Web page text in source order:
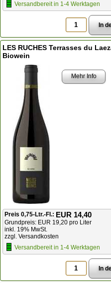
Versandbereit in 1-4 Werktagen
LES RUCHES Terrasses du
Biowein
Mehr Info
Preis 0,75-Ltr.-Fl.: EUR 14,40
Grundpreis: EUR 19,20 pro Liter
inkl. 19% MwSt.
zzgl. Versandkosten
Versandbereit in 1-4 Werktagen